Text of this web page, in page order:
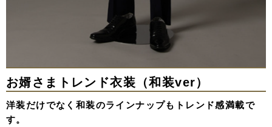
お婿さまトレンド衣装（和装ver）
洋装だけでなく和装のラインナップもトレンド感満載で
す。